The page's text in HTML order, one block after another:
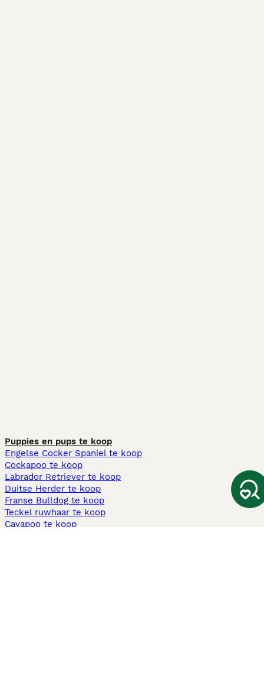
Puppies en pups te koop
Engelse Cocker Spaniel te koop
Cockapoo te koop
Labrador Retriever te koop
Duitse Herder te koop
Franse Bulldog te koop
Teckel ruwhaar te koop
Cavapoo te koop